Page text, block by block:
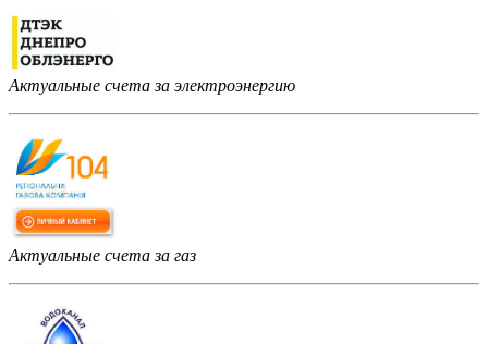
Актуальные счета за электроэнергию
Актуальные счета за газ